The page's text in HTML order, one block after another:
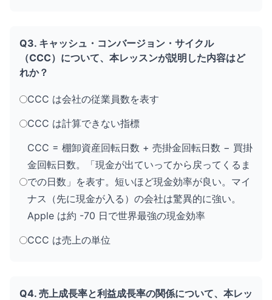
Q3. キャッシュ・コンバージョン・サイクル
（CCC）について、本レッスンが説明した内容はど
れか？
CCC は会社の従業員数を表す
CCC は計算できない指標
CCC = 棚卸資産回転日数 + 売掛金回転日数 − 買掛
金回転日数。「現金が出ていってから戻ってくるま
での日数」を表す。短いほど現金効率が良い。マイ
ナス（先に現金が入る）の会社は驚異的に強い。
Apple は約 -70 日で世界最強の現金効率
CCC は売上の単位
Q4. 売上成長率と利益成長率の関係について、本レッ